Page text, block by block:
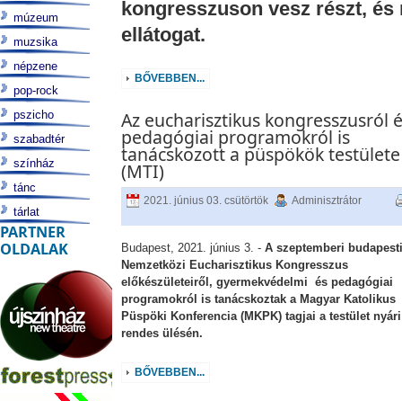
kongresszuson vesz részt,
ellátogat.
BŐVEBBEN...
Az eucharisztikus kongresszusról
pedagógiai programokról is
tanácskozott a püspökök testülete
(MTI)
2021. június 03. csütörtök Adminisztrátor
Budapest, 2021. június 3. -A szeptemberi budapesti
Nemzetközi Eucharisztikus Kongresszus
előkészületeiről, gyermekvédelmi és pedagógiai
programokról is tanácskoztak a Magyar Katolikus
Püspöki Konferencia (MKPK) tagjai a testület nyári
rendes ülésén.
BŐVEBBEN...
múzeum
muzsika
népzene
pop-rock
pszicho
szabadtér
színház
tánc
tárlat
PARTNER
OLDALAK